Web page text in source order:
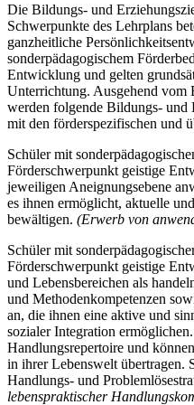
Die Bildungs- und
Schwerpunkte des Lehrplans
ganzheitliche
sonderpädagogischem
Entwicklung und gelten
Unterrichtung. Ausgehend vom
werden folgende Bildungs- und
mit den förderspezifischen und
Schüler mit
Förderschwerpunkt geistige
jeweiligen Aneignungsebene
es ihnen ermöglicht, aktuelle
bewältigen. (Erwerb von
Schüler mit
Förderschwerpunkt geistige
und Lebensbereichen als
und Methodenkompetenzen
an, die ihnen eine aktive und
sozialer Integration
Handlungsrepertoire und
in ihrer Lebenswelt übertragen.
Handlungs- und
lebenspraktischer